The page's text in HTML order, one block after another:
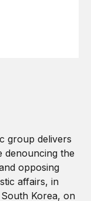
ties amid